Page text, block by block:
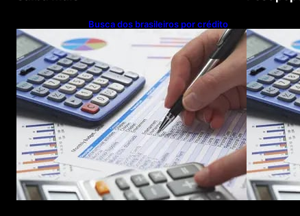
Busca dos brasileiros por crédito
cresce 16,5%; Mato Grosso lidera
ranking entre estados